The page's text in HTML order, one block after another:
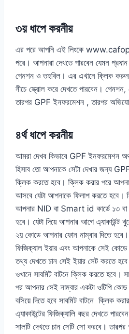
৩য় ধাপে করনীয়
এর পরে আপনি এই লিংকে
পরে। আপনারা দেখতে পারবেন যেমন প্রধান
পেনশন ও তহবিল। এর এখানে ক্লিক
নীচে স্ক্রোল করে দেখতে পারবেন।
তারপর GPF ইনফরমেশন , তারপর
৪র্থ ধাপে করনীয়
আমরা দেখব কিভাবে GPF ইনফরমেশন
হিসাব তো আপনাকে সেটা দেখার জন্য
ক্লিক করতে হবে। ক্লিক করার পরে
আসবে যেটা আপনাকে ফিলাপ করতে হবে।
আপনার NID বা Smart id কার্ডে ১৩ বা
হবে। যেটা দিয়ে আপনার আগে এ্যাকাউন্ট
২য় কোডে আপনার ফোন নাম্বার দিতে
ফিজিক্যাল ইয়ার এবং আপনাকে সেই
তথ্য দেখতে চান সেই ইয়ার সেট করতে
ওখানে সাবমিট বাটনে ক্লিক করতে হবে।
পর আপনার সেই নাম্বার একটা ওটিপি
বসিয়ে দিতে হবে সাবমিট বাটনে ক্লিক
এ্যাকাউন্টের ফিজিক্যালি বছর দেখতে
সালটি দেখতে চান সেটি সো করবে।